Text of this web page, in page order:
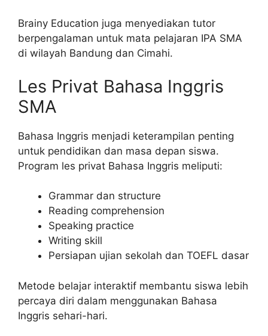
Brainy Education juga menyediakan tutor
berpengalaman untuk mata pelajaran IPA SMA
di wilayah Bandung dan Cimahi.
Les Privat Bahasa Inggris
SMA
Bahasa Inggris menjadi keterampilan penting
untuk pendidikan dan masa depan siswa.
Program les privat Bahasa Inggris meliputi:
Grammar dan structure
Reading comprehension
Speaking practice
Writing skill
Persiapan ujian sekolah dan TOEFL dasar
Metode belajar interaktif membantu siswa lebih
percaya diri dalam menggunakan Bahasa
Inggris sehari-hari.